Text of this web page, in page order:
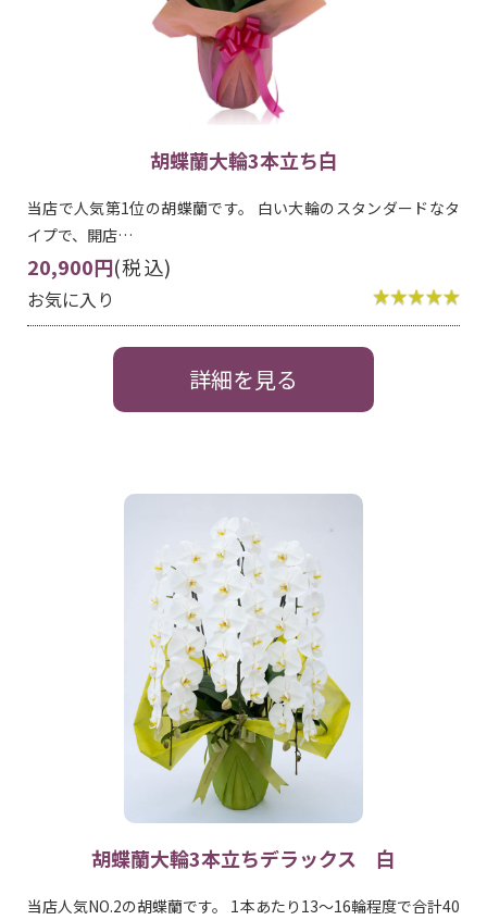
胡蝶蘭大輪3本立ち白
当店で人気第1位の胡蝶蘭です。 白い大輪のスタンダードなタ
イプで、開店…
20,900円(税込)
お気に入り
詳細を見る
胡蝶蘭大輪3本立ちデラックス 白
当店人気NO.2の胡蝶蘭です。 1本あたり13～16輪程度で合計40